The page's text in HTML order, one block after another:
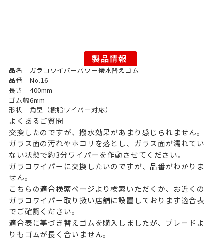
品名
ガラコワイパーパワー撥水替えゴム
品番
No.16
長さ
400mm
ゴム幅6mm
形状
角型（樹脂ワイパー対応）
よくあるご質問
交換したのですが、撥水効果があまり感じられません。
ガラス面の汚れやホコリを落とし、ガラス面が濡れてい
ない状態で約3分ワイパーを作動させてください。
ガラコワイパーに交換したいのですが、品番がわかりま
せん。
こちらの適合検索ページより検索いただくか、お近くの
ガラコワイパー取り扱い店舗に設置しております適合表
でご確認ください。
適合表に基づき替えゴムを購入しましたが、ブレードよ
りもゴムが長く合いません。